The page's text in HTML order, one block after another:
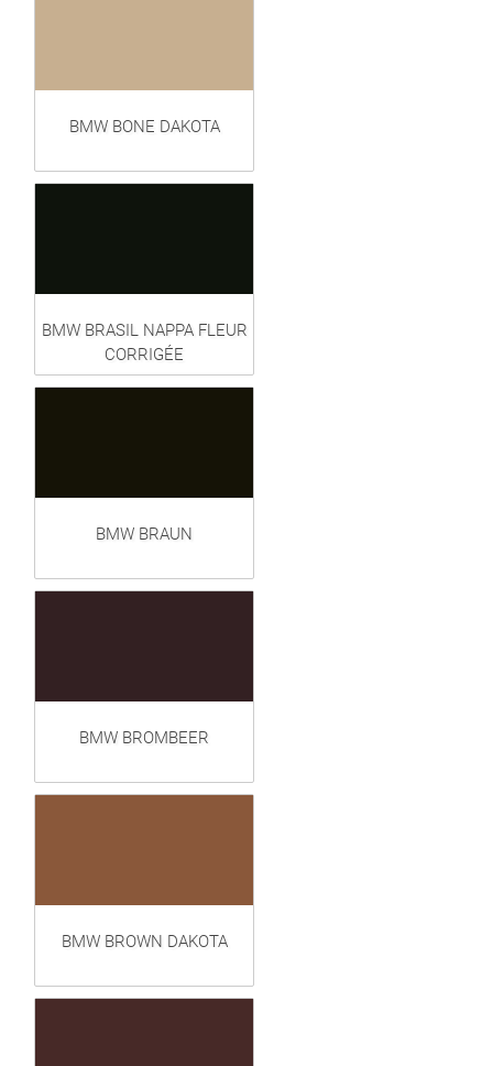
BMW BONE DAKOTA
BMW BRASIL NAPPA FLEUR
CORRIGÉE
BMW BRAUN
BMW BROMBEER
BMW BROWN DAKOTA